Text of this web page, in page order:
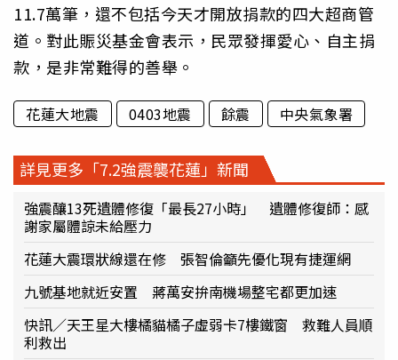
11.7萬筆，還不包括今天才開放捐款的四大超商管
道。對此賑災基金會表示，民眾發揮愛心、自主捐
款，是非常難得的善舉。
花蓮大地震 0403地震 餘震 中央氣象署
詳見更多「7.2強震襲花蓮」新聞
強震釀13死遺體修復「最長27小時」 遺體修復師：感
謝家屬體諒未給壓力
花蓮大震環狀線還在修 張智倫籲先優化現有捷運網
九號基地就近安置 蔣萬安拚南機場整宅都更加速
快訊／天王星大樓橘貓橘子虛弱卡7樓鐵窗 救難人員順
利救出